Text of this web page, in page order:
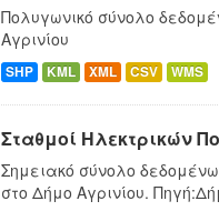
Πολυγωνικό σύνολο
Αγρινίου
SHP KML XML CSV WMS
Σταθμοί Ηλεκτρικών
Σημειακό σύνολο
στο Δήμο Αγρινίου.